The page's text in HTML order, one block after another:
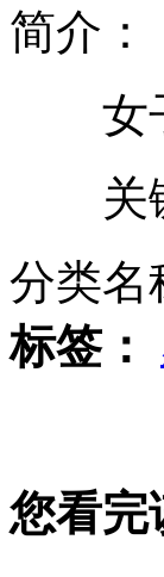
汤镇宗漂亮
女子离婚两
大学生开发
张艺谋韩国
美女撞车身
女孩北京地
简介：
女子
关键
分类名
标签：
您看完